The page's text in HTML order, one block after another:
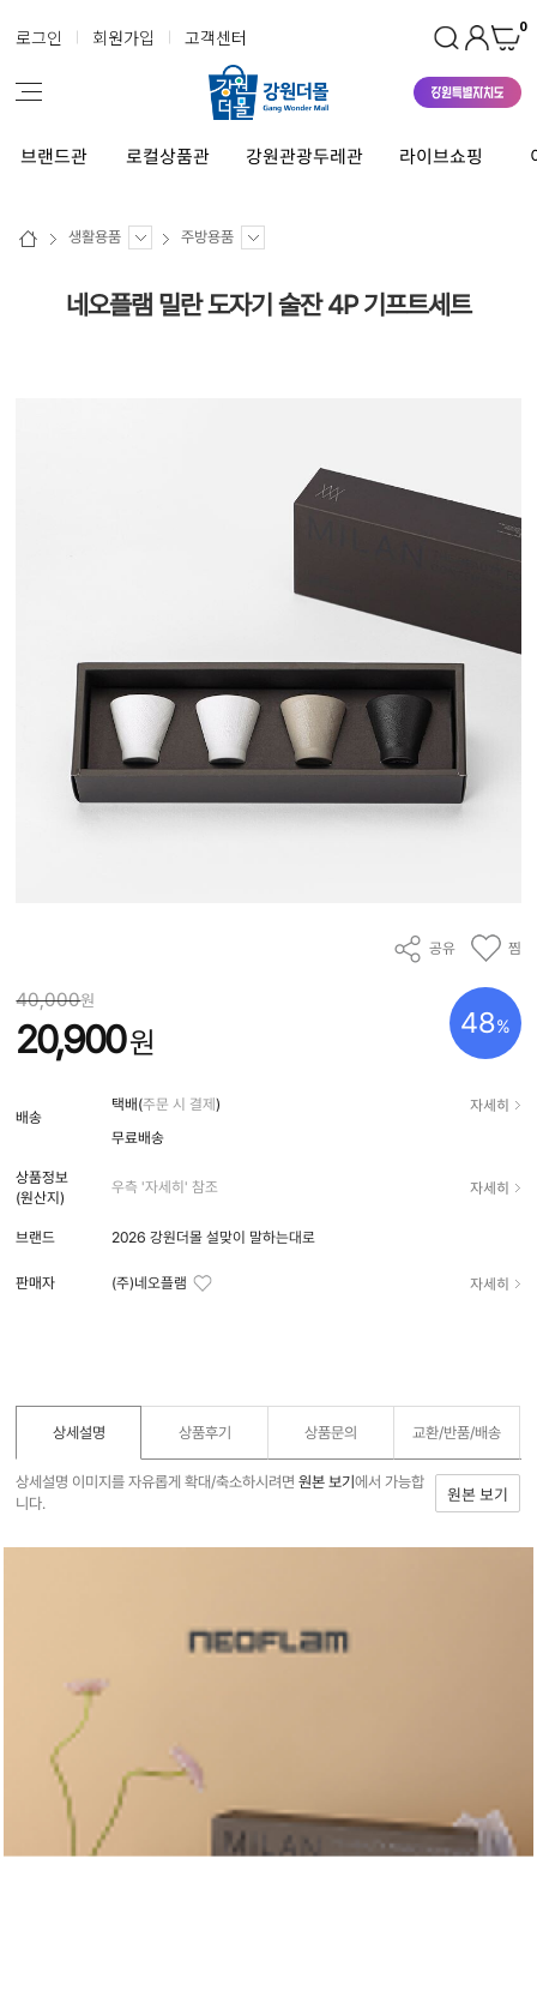
로그인 회원가입 고객센터 0
브랜드관 로컬상품관 강원관광두레관 라이브쇼핑
생활용품 주방용품
네오플램 밀란 도자기 술잔 4P 기프트세트
공유 찜
48%
40,000원
20,900원
배송
택배(주문 시 결제) 자세히
무료배송
상품정보
(원산지)
우측 '자세히' 참조 자세히
브랜드 2026 강원더몰 설맞이 말하는대로
판매자 (주)네오플램 자세히
상세설명 상품후기 상품문의 교환/반품/배송
상세설명 이미지를 자유롭게 확대/축소하시려면원본 보기에서 가능합
니다.
원본 보기